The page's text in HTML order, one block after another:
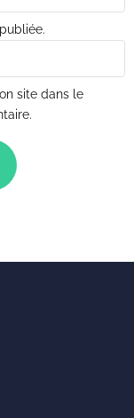
site dans le